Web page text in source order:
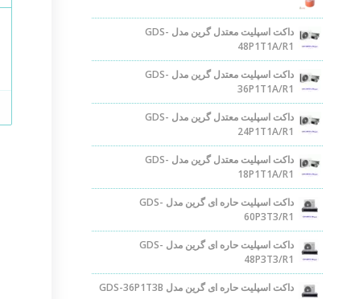
داکت اسپلیت معتدل گرین مدل GDS-
48P1T1A/R1
داکت اسپلیت معتدل گرین مدل GDS-
36P1T1A/R1
داکت اسپلیت معتدل گرین مدل GDS-
24P1T1A/R1
داکت اسپلیت معتدل گرین مدل GDS-
18P1T1A/R1
داکت اسپلیت حاره ای گرین مدل GDS-
60P3T3/R1
داکت اسپلیت حاره ای گرین مدل GDS-
48P3T3/R1
داکت اسپلیت حاره ای گرین مدل GDS-36P1T3B